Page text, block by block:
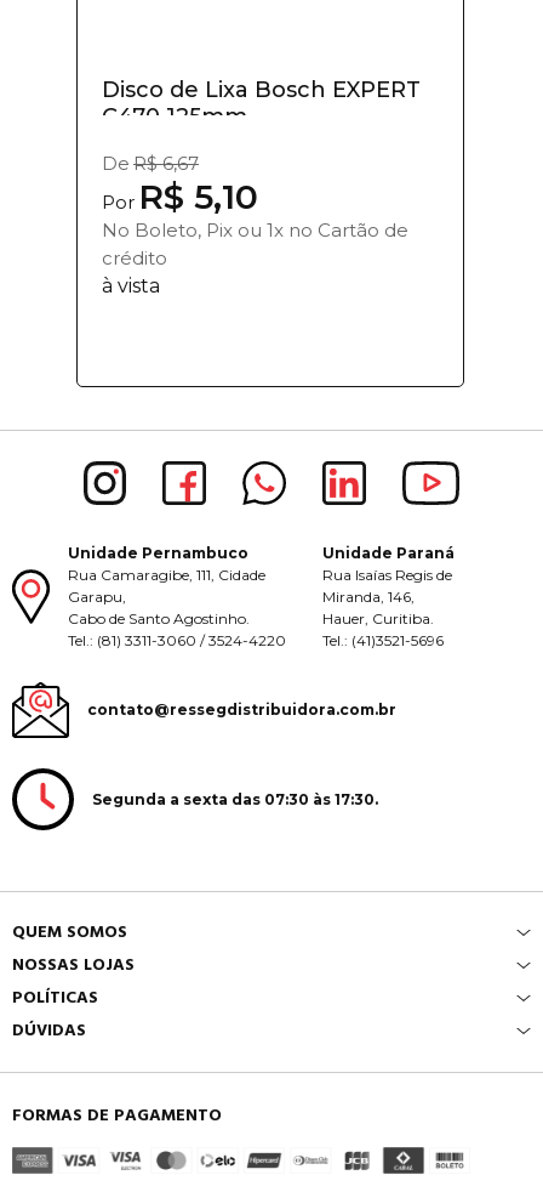
Disco de Lixa Bosch EXPERT
C470 125mm...
De R$ 6,67
Por R$ 5,10
No Boleto, Pix ou 1x no Cartão de
crédito
à vista
Unidade Pernambuco
Rua Camaragibe, 111, Cidade
Garapu,
Cabo de Santo Agostinho.
Tel.: (81) 3311-3060 / 3524-4220
Unidade Paraná
Rua Isaías Regis de
Miranda, 146,
Hauer, Curitiba.
Tel.: (41)3521-5696
contato@ressegdistribuidora.com.br
Segunda a sexta das 07:30 às 17:30.
QUEM SOMOS
NOSSAS LOJAS
POLÍTICAS
DÚVIDAS
FORMAS DE PAGAMENTO